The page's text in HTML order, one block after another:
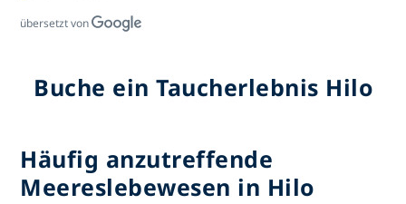
übersetzt von
Buche ein Taucherlebnis Hilo
Häufig anzutreffende
Meereslebewesen in Hilo